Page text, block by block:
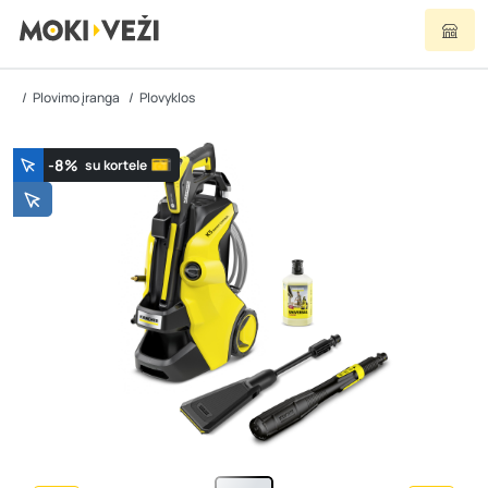
Plovimo įranga Plovyklos
-8% su kortele